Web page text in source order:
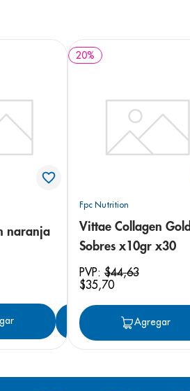
naranja
Agregar
20%
Fpc Nutrition
Vittae Collagen Gold
Sobres x10gr x30
PVP:$44,63
$35,70
Agregar